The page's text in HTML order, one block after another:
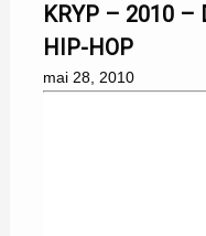
KRYP – 2010 –
HIP-HOP
mai 28, 2010